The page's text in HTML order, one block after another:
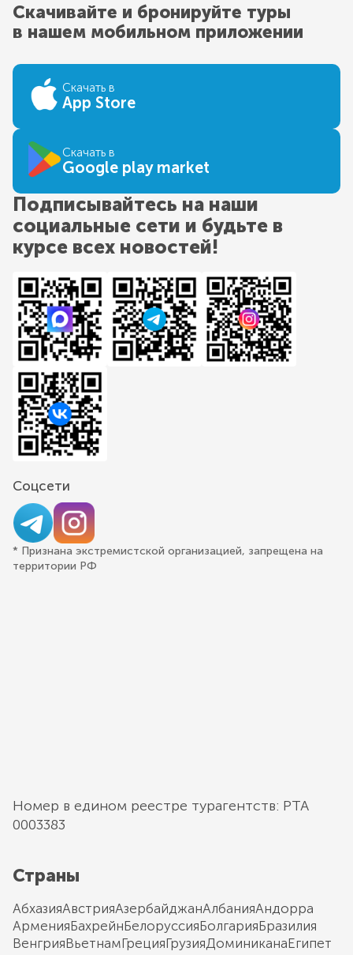
Скачивайте и бронируйте туры
в нашем мобильном приложении
Скачать в
App Store
Скачать в
Google play market
Подписывайтесь на наши
социальные сети и будьте в
курсе всех новостей!
Соцсети
* Признана экстремистской организацией, запрещена на
территории РФ
Номер в едином реестре турагентств: РТА
0003383
Страны
АбхазияАвстрияАзербайджанАлбанияАндорра
АрменияБахрейнБелоруссияБолгарияБразилия
ВенгрияВьетнамГрецияГрузияДоминиканаЕгипет